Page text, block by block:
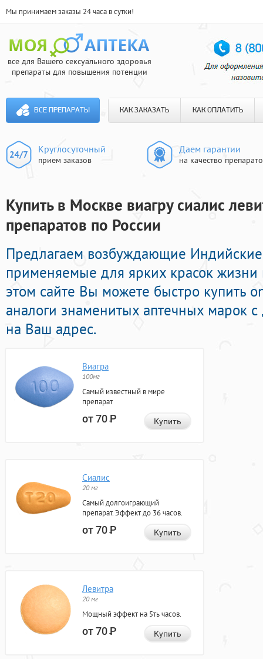
Мы принимаем заказы 24 часа в сутки!
все для Вашего сексуального здоровья
препараты для повышения потенции
ВСЕ ПРЕПАРАТЫ КАК ЗАКАЗАТЬ КАК ОПЛАТИТЬ
Круглосуточный
прием заказов
Даем гарантии
на качество
Купить в Москве виагру сиалис
препаратов по России
Предлагаем возбуждающие
применяемые для ярких красок жизни
этом сайте Вы можете быстро купить
аналоги знаменитых аптечных марок с
на Ваш адрес.
Виагра
100мг
Самый известный в мире
препарат
от 70Р Купить
Сиалис
20 мг
Самый долгоиграющий
препарат. Эффект до 36 часов.
от 70Р Купить
Левитра
20 мг
Мощный эффект на 5ть часов.
от 70Р Купить